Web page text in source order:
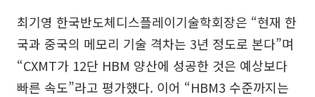
최기영 한국반도체디스플레이기술학회장은 “현재 한
국과 중국의 메모리 기술 격차는 3년 정도로 본다”며
“CXMT가 12단 HBM 양산에 성공한 것은 예상보다
빠른 속도”라고 평가했다. 이어 “HBM3 수준까지는